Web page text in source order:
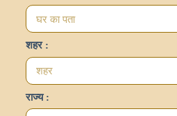
शहर :
राज्य :